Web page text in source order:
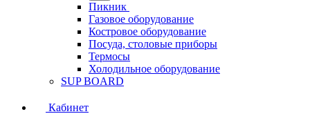
Пикник
Газовое оборудование
Костровое оборудование
Посуда, столовые приборы
Термосы
Холодильное оборудование
SUP BOARD
Кабинет